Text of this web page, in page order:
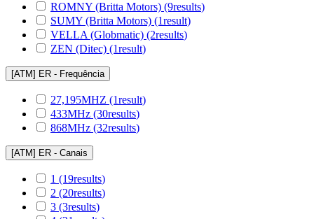
ROMNY (Britta Motors) (9results)
SUMY (Britta Motors) (1result)
VELLA (Globmatic) (2results)
ZEN (Ditec) (1result)
[ATM] ER - Frequência
27,195MHZ (1result)
433MHz (30results)
868MHz (32results)
[ATM] ER - Canais
1 (19results)
2 (20results)
3 (3results)